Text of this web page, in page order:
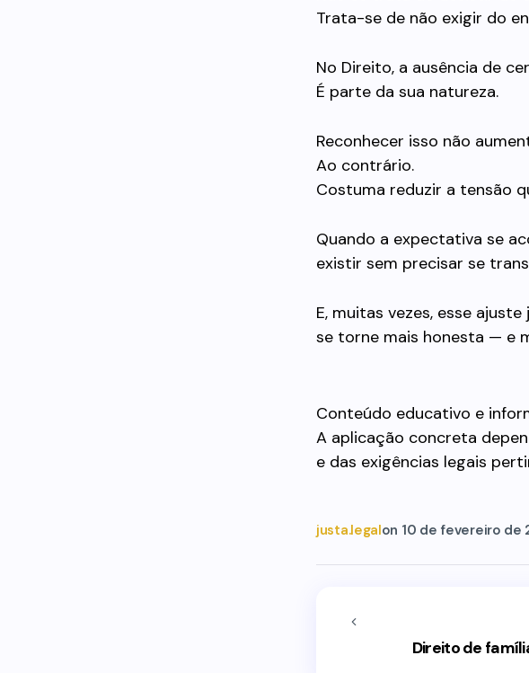
Trata-se de não exigir do
No Direito, a ausência de
É parte da sua natureza.
Reconhecer isso não
Ao contrário.
Costuma reduzir a tensão
Quando a expectativa se
existir sem precisar se
E, muitas vezes, esse
se torne mais honesta — e
Conteúdo educativo e
A aplicação concreta
e das exigências legais
justa.legalon 10 de fevereiro de
Direito de